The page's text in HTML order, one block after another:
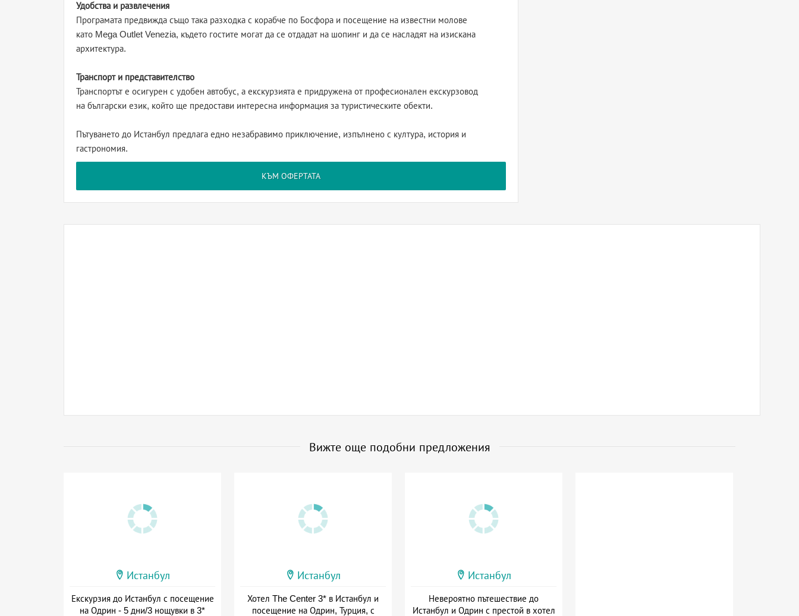
Удобства и развлечения
Програмата предвижда също така разходка с корабче по Босфора и посещение на известни молове
като Mega Outlet Venezia, където гостите могат да се отдадат на шопинг и да се насладят на изискана
архитектура.
Транспорт и представителство
Транспортът е осигурен с удобен автобус, а екскурзията е придружена от професионален екскурзовод
на български език, който ще предостави интересна информация за туристическите обекти.
Пътуването до Истанбул предлага едно незабравимо приключение, изпълнено с култура, история и
гастрономия.
КЪМ ОФЕРТАТА
Вижте още подобни предложения
Истанбул
Екскурзия до Истанбул с посещение
на Одрин - 5 дни/3 нощувки в 3*
Истанбул
Хотел The Center 3* в Истанбул и
посещение на Одрин, Турция, с
Истанбул
Невероятно пътешествие до
Истанбул и Одрин с престой в хотел